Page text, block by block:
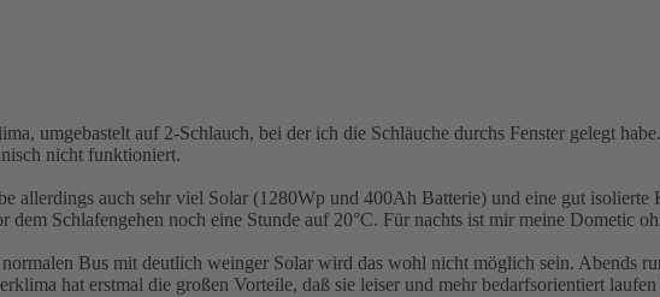
umgebastelt auf 2-Schlauch, bei der ich die Schläuche durchs Fenster gelegt
nicht funktioniert.
allerdings auch sehr viel Solar (1280Wp und 400Ah Batterie) und eine gut
dem Schlafengehen noch eine Stunde auf 20°C. Für nachts ist mir meine Dometic
Bus mit deutlich weinger Solar wird das wohl nicht möglich sein. Abends
hat erstmal die großen Vorteile, daß sie leiser und mehr bedarfsorientiert